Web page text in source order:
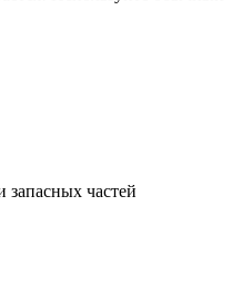
запасных частей